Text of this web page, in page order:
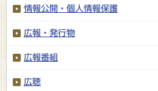
情報公開・個人情報保護
広報・発行物
広報番組
広聴